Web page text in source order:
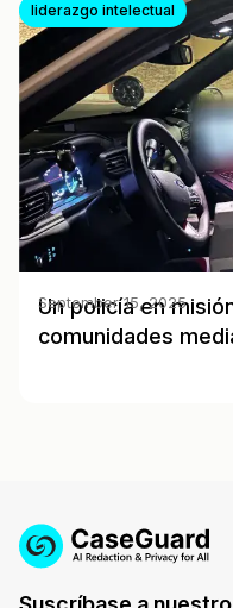
liderazgo intelectual
Un policía en
comunidades
September 15, 2025